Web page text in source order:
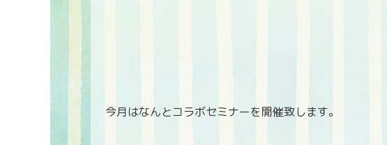
今月はなんとコラボセミナーを開催致します。